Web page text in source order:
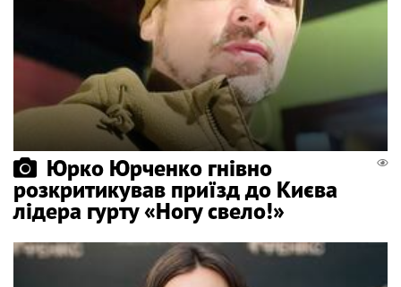
Юрко Юрченко гнівно
розкритикував приїзд до Києва
лідера гурту «Ногу свело!»